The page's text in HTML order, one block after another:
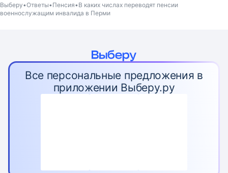
Выберу Ответы Пенсия В каких числах переводят пенсии
военнослужащим инвалида в Перми
Все персональные предложения в
приложении Выберу.ру